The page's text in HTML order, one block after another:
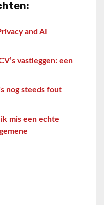
and AI
vastleggen: een
nog steeds fout
mis een echte